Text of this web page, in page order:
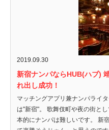
2019.09.30
新宿ナンパならHUB(ハブ)
れ出し成功！
マッチングアプリ兼ナンパライ
は"新宿"。 歌舞伎町や夜の街と
本的にナンパは難しいです。 新